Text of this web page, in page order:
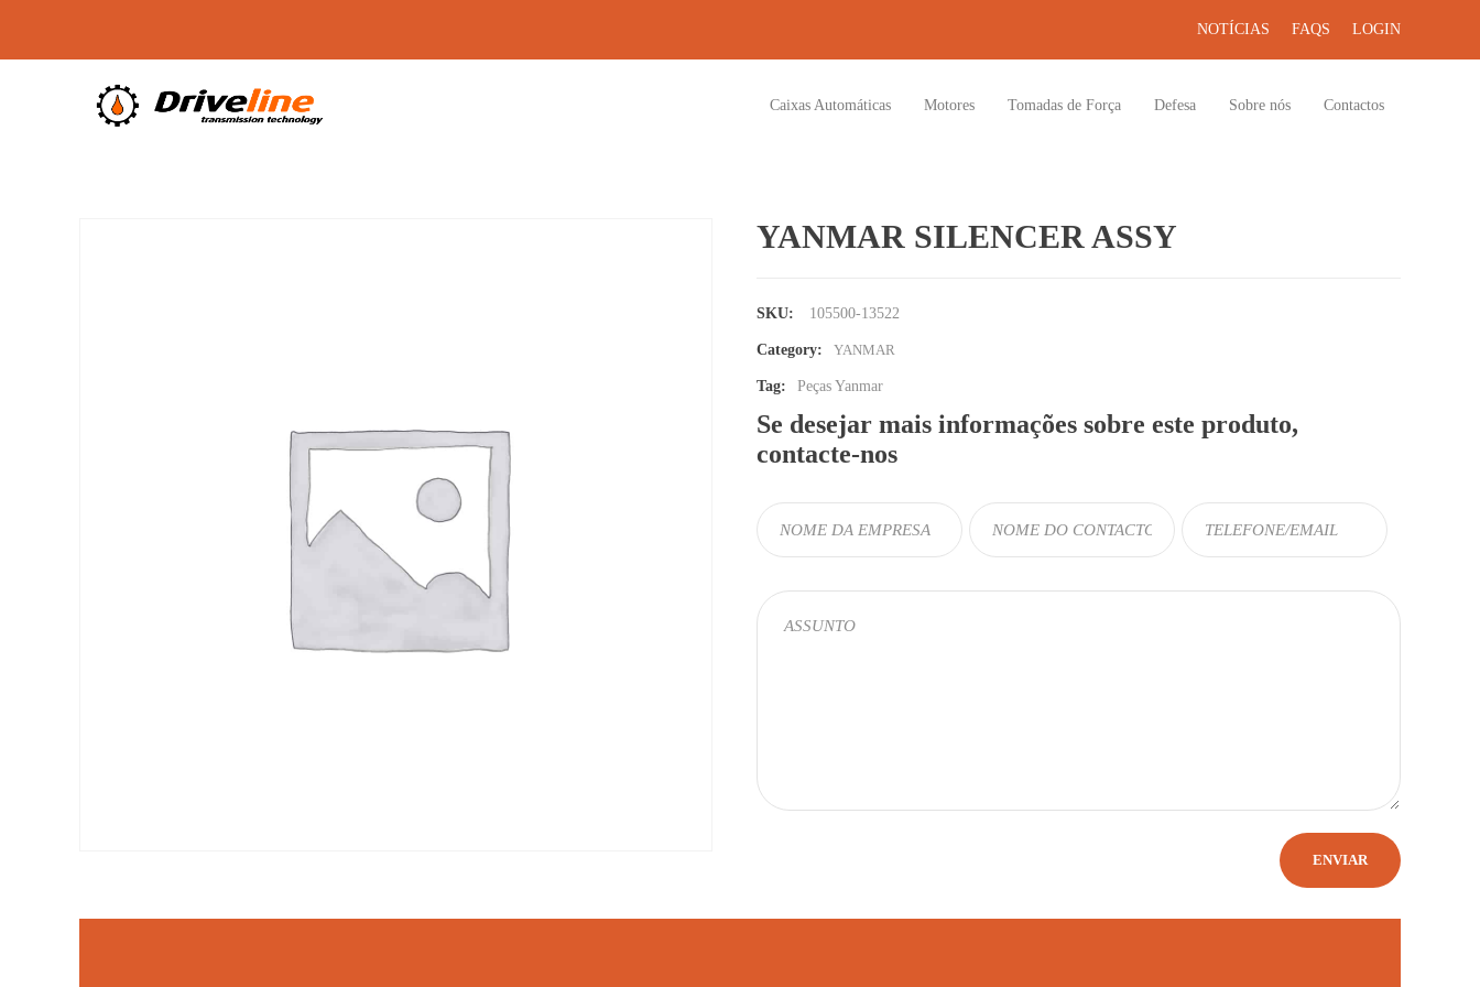
NOTÍCIAS FAQS LOGIN
Caixas Automáticas Motores Tomadas de Força Defesa Sobre nós Contactos
YANMAR SILENCER ASSY
SKU: 105500-13522
Category: YANMAR
Tag: Peças Yanmar
Se desejar mais informações sobre este produto,
contacte-nos